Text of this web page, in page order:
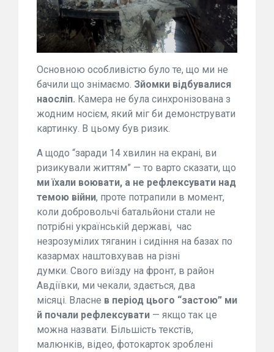
Основною особливістю було те, що ми не
бачили що знімаємо. Зйомки відбувалися
наосліп. Камера не була синхронізована з
жодним носієм, який міг би демонструвати
картинку. В цьому був ризик.
А щодо “заради 14 хвилин на екрані, ви
ризикували життям” — то варто сказати, що
ми їхали воювати, а не рефлексувати над
темою війни, проте потрапили в момент,
коли добровольчі батальйони стали не
потрібні українській державі, час
незрозумілих тяганин і сидіння на базах по
казармах наштовхував на різні
думки. Свого виїзду на фронт, в район
Авдіївки, ми чекали, здається, два
місяці. Власне в період цього “застою” ми
й почали рефлексувати — якщо так це
можна назвати. Більшість текстів,
малюнків, відео, фотокарток зроблені